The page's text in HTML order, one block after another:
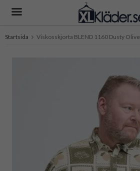
Startsida Viskosskjorta BLEND 1160 Dusty Olive